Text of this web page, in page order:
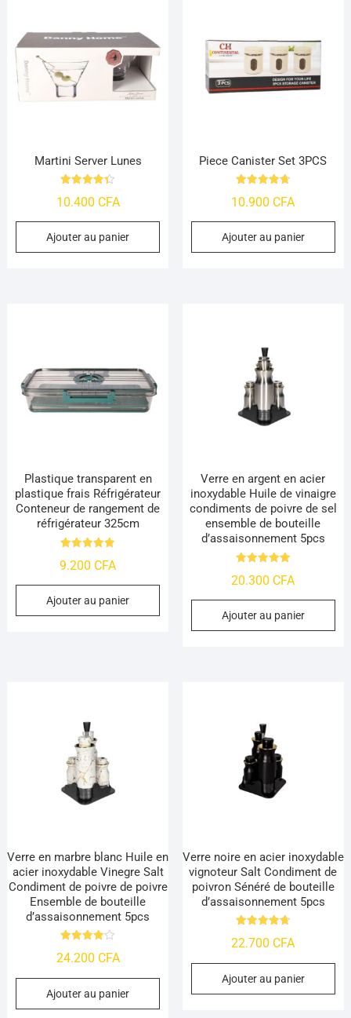
Martini Server Lunes
4.39
10.400 CFA
Ajouter au panier
Piece Canister Set 3PCS
4.76
10.900 CFA
Ajouter au panier
Plastique transparent en
plastique frais Réfrigérateur
Conteneur de rangement de
réfrigérateur 325cm
4.84
9.200 CFA
Ajouter au panier
Verre en argent en acier
inoxydable Huile de vinaigre
condiments de poivre de sel
ensemble de bouteille
d’assaisonnement 5pcs
4.95
20.300 CFA
Ajouter au panier
Verre en marbre blanc Huile en
acier inoxydable Vinegre Salt
Condiment de poivre de poivre
Ensemble de bouteille
d’assaisonnement 5pcs
4.09
24.200 CFA
Ajouter au panier
Verre noire en acier inoxydable
vignoteur Salt Condiment de
poivron Sénéré de bouteille
d’assaisonnement 5pcs
4.76
22.700 CFA
Ajouter au panier